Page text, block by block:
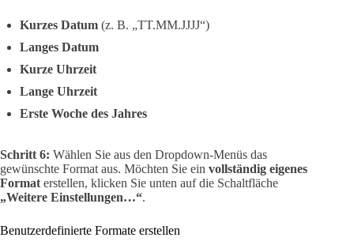
Kurzes Datum (z. B. „TT.MM.JJJJ“)
Langes Datum
Kurze Uhrzeit
Lange Uhrzeit
Erste Woche des Jahres
Schritt 6: Wählen Sie aus den Dropdown-Menüs das
gewünschte Format aus. Möchten Sie ein vollständig eigenes
Format erstellen, klicken Sie unten auf die Schaltfläche
„Weitere Einstellungen…“.
Benutzerdefinierte Formate erstellen